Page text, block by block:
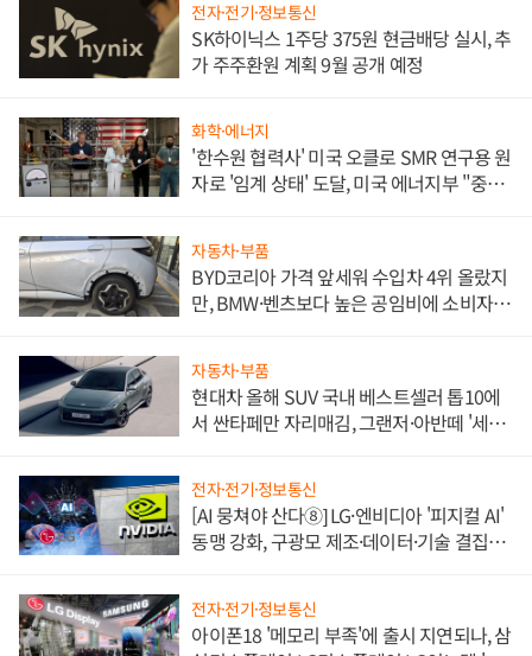
전자·전기·정보통신
SK하이닉스 1주당 375원 현금배당 실시, 추
가 주주환원 계획 9월 공개 예정
화학·에너지
'한수원 협력사' 미국 오클로 SMR 연구용 원
자로 '임계 상태' 도달, 미국 에너지부 "중요
자동차·부품
BYD코리아 가격 앞세워 수입차 4위 올랐지
만, BMW·벤츠보다 높은 공임비에 소비자
자동차·부품
현대차 올해 SUV 국내 베스트셀러 톱10에
서 싼타페만 자리매김, 그랜저·아반떼 '세단
전자·전기·정보통신
[AI 뭉쳐야 산다⑧] LG·엔비디아 '피지컬 AI'
동맹 강화, 구광모 제조·데이터·기술 결집
전자·전기·정보통신
아이폰18 '메모리 부족'에 출시 지연되나, 삼